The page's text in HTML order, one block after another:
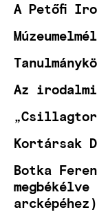
A Petőfi
Az
Kortársak
Botka
arcképéhez)